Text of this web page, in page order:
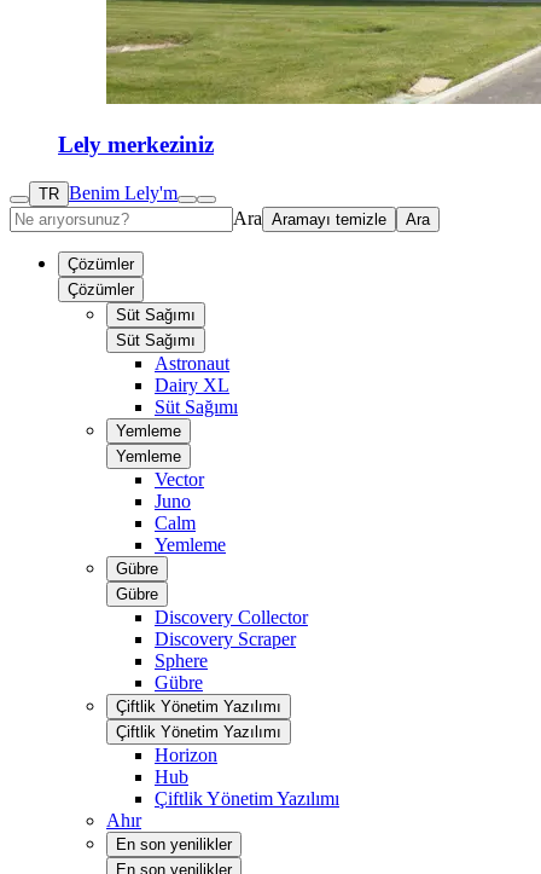
Lely merkeziniz
TR Benim Lely'm
Ara Aramayı temizle Ara
Çözümler
Çözümler
Süt Sağımı
Süt Sağımı
Astronaut
Dairy XL
Süt Sağımı
Yemleme
Yemleme
Vector
Juno
Calm
Yemleme
Gübre
Gübre
Discovery Collector
Discovery Scraper
Sphere
Gübre
Çiftlik Yönetim Yazılımı
Çiftlik Yönetim Yazılımı
Horizon
Hub
Çiftlik Yönetim Yazılımı
Ahır
En son yenilikler
En son yenilikler